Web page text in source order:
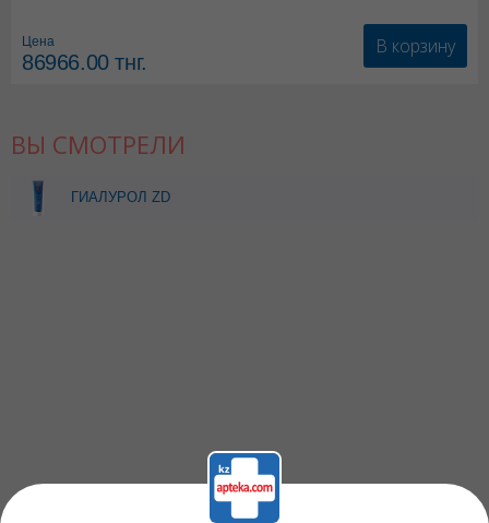
Цена
86966.00тнг.
В корзину
ВЫ СМОТРЕЛИ
ГИАЛУРОЛ ZD